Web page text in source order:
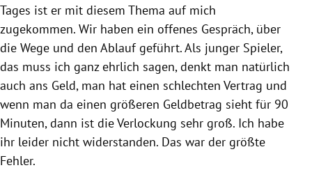
Tages ist er mit diesem Thema auf mich
zugekommen. Wir haben ein offenes Gespräch, über
die Wege und den Ablauf geführt. Als junger Spieler,
das muss ich ganz ehrlich sagen, denkt man natürlich
auch ans Geld, man hat einen schlechten Vertrag und
wenn man da einen größeren Geldbetrag sieht für 90
Minuten, dann ist die Verlockung sehr groß. Ich habe
ihr leider nicht widerstanden. Das war der größte
Fehler.